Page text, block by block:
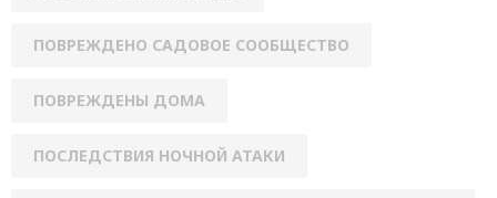
ПОВРЕЖДЕНО САДОВОЕ СООБЩЕСТВО
ПОВРЕЖДЕНЫ ДОМА
ПОСЛЕДСТВИЯ НОЧНОЙ АТАКИ